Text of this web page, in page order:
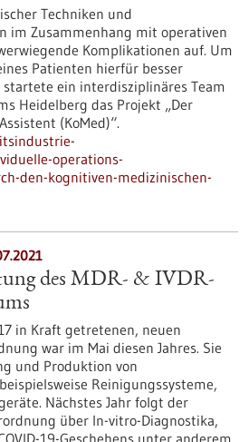
Techniken und
im Zusammenhang mit operativen
Komplikationen auf. Um
Patienten hierfür besser
ein interdisziplinäres Team
Heidelberg das Projekt „Der
(KoMed)“.
operations-
den-kognitiven-medizinischen-
des MDR- & IVDR-
in Kraft getretenen, neuen
war im Mai diesen Jahres. Sie
und Produktion von
Reinigungssysteme,
Nächstes Jahr folgt der
über In-vitro-Diagnostika,
19-Geschehens unter anderem